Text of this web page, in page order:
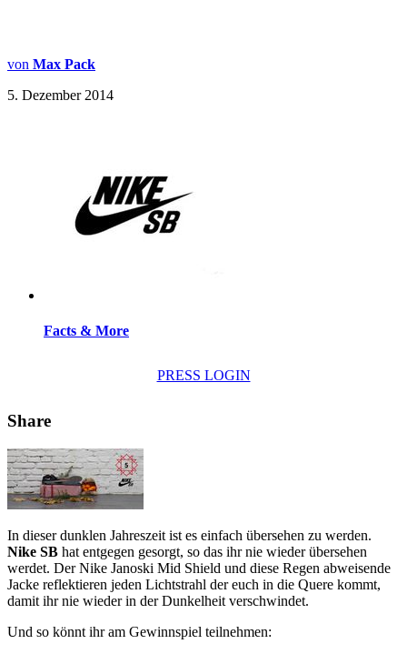
von Max Pack
5. Dezember 2014
Facts & More
PRESS LOGIN
Share
In dieser dunklen Jahreszeit ist es einfach übersehen zu werden.
Nike SB hat entgegen gesorgt, so das ihr nie wieder übersehen
werdet. Der Nike Janoski Mid Shield und diese Regen abweisende
Jacke reflektieren jeden Lichtstrahl der euch in die Quere kommt,
damit ihr nie wieder in der Dunkelheit verschwindet.
Und so könnt ihr am Gewinnspiel teilnehmen: